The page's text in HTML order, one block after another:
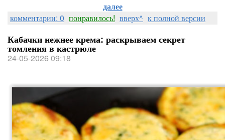
далее
комментарии: 0 понравилось! вверх^ к полной версии
Кабачки нежнее крема: раскрываем секрет
томления в кастрюле
24-05-2026 09:18